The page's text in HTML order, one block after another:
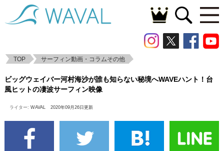
TOP サーフィン動画・コラムその他
秘境へWAVEハント！台風ヒットの凄波サ
ーフィン映像
ビッグウェイバー河村海沙が誰も知らない秘境へWAVEハント！台
風ヒットの凄波サーフィン映像
ライター: WAVAL 2020年09月26日更新